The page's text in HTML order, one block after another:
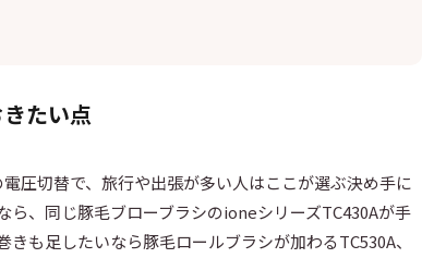
たい点
圧切替で、旅行や出張が多い人はここが選ぶ決め手に
ら、同じ豚毛ブローブラシのioneシリーズTC430Aが手
も足したいなら豚毛ロールブラシが加わるTC530A、